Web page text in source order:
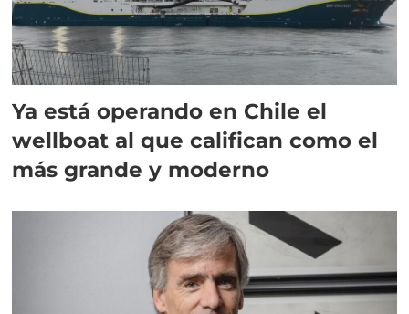
Ya está operando en Chile el
wellboat al que califican como el
más grande y moderno